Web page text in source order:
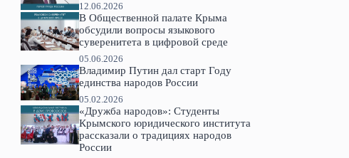
12.06.2026
В Общественной палате Крыма
обсудили вопросы языкового
суверенитета в цифровой среде
05.06.2026
Владимир Путин дал старт Году
единства народов России
05.02.2026
«Дружба народов»: Студенты
Крымского юридического института
рассказали о традициях народов
России